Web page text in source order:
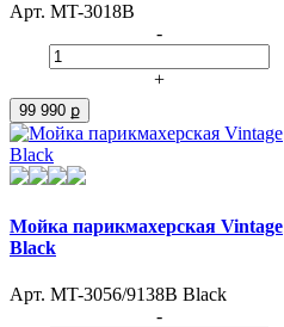
Арт. MT-3018B
-
+
99 990 ք
Мойка парикмахерская Vintage
Black
Арт. MT-3056/9138B Black
-